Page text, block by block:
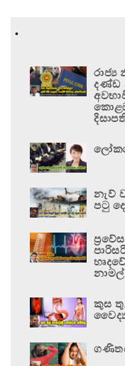
.
දණ්ඩ
නැව්
පටු
කුස